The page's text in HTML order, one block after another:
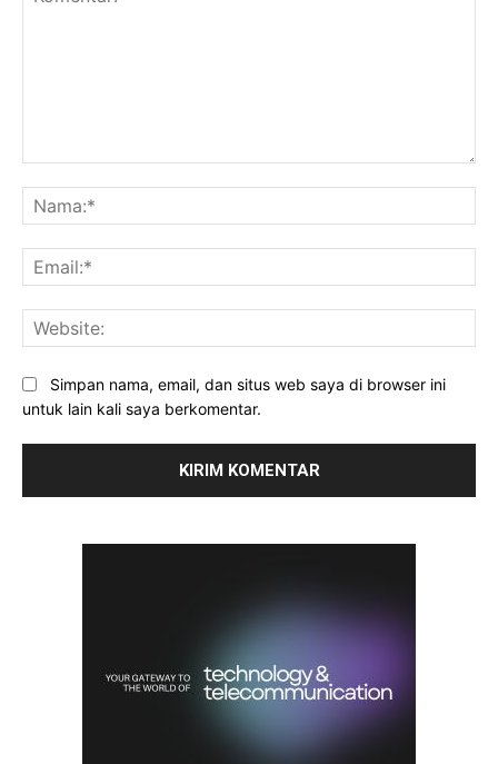
Simpan nama, email, dan situs web saya di browser ini
untuk lain kali saya berkomentar.